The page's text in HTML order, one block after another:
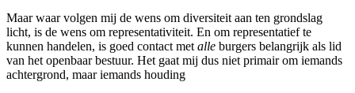
Maar waar volgen mij de wens om diversiteit aan ten grondslag
licht, is de wens om representativiteit. En om representatief te
kunnen handelen, is goed contact met alle burgers belangrijk als lid
van het openbaar bestuur. Het gaat mij dus niet primair om iemands
achtergrond, maar iemands houding